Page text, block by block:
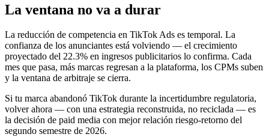
La ventana no va a durar
La reducción de competencia en TikTok Ads es temporal. La
confianza de los anunciantes está volviendo — el crecimiento
proyectado del 22.3% en ingresos publicitarios lo confirma. Cada
mes que pasa, más marcas regresan a la plataforma, los CPMs suben
y la ventana de arbitraje se cierra.
Si tu marca abandonó TikTok durante la incertidumbre regulatoria,
volver ahora — con una estrategia reconstruida, no reciclada — es
la decisión de paid media con mejor relación riesgo-retorno del
segundo semestre de 2026.